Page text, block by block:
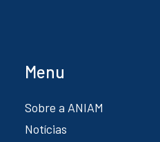
Menu
Sobre a ANIAM
Notícias